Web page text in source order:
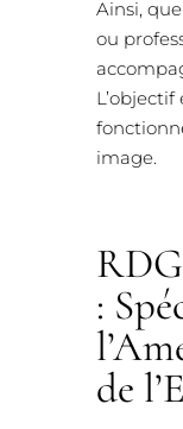
Ainsi,
ou
L’objectif
image.
:
de